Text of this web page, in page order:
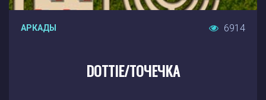
АРКАДЫ 6914
DOTTIE/ТОЧЕЧКА